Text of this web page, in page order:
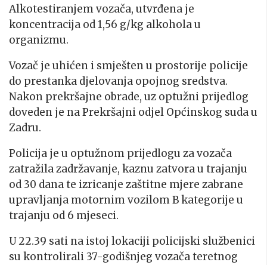
Alkotestiranjem vozača, utvrđena je
koncentracija od 1,56 g/kg alkohola u
organizmu.
Vozač je uhićen i smješten u prostorije policije
do prestanka djelovanja opojnog sredstva.
Nakon prekršajne obrade, uz optužni prijedlog
doveden je na Prekršajni odjel Općinskog suda u
Zadru.
Policija je u optužnom prijedlogu za vozača
zatražila zadržavanje, kaznu zatvora u trajanju
od 30 dana te izricanje zaštitne mjere zabrane
upravljanja motornim vozilom B kategorije u
trajanju od 6 mjeseci.
U 22.39 sati na istoj lokaciji policijski službenici
su kontrolirali 37-godišnjeg vozača teretnog